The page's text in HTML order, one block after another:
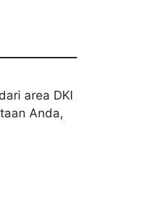
area DKI
Anda,